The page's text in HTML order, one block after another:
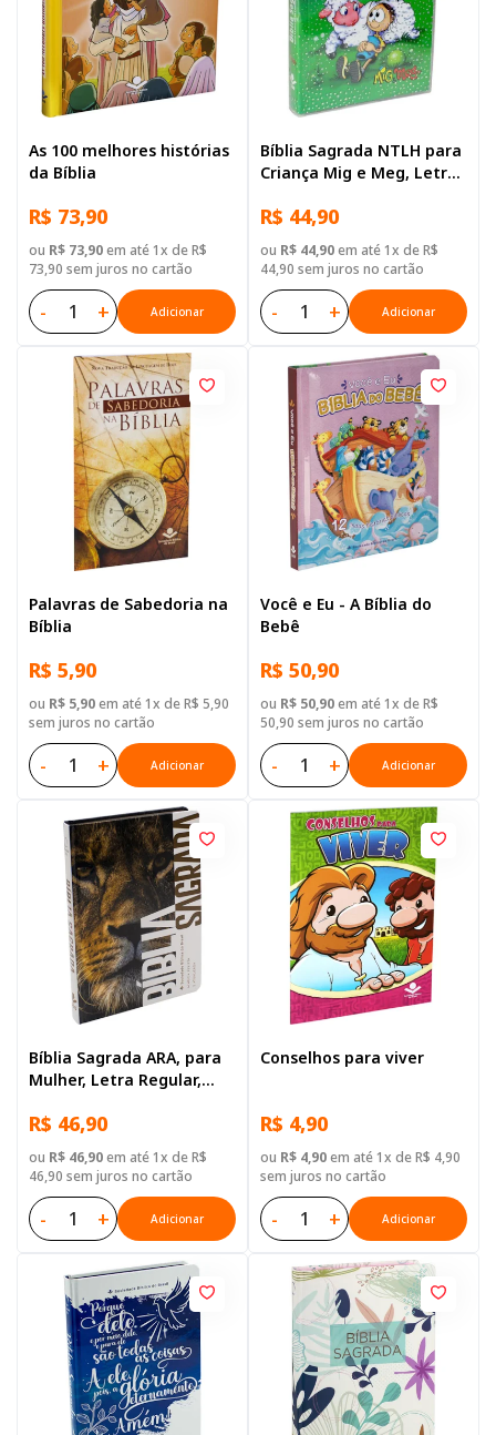
As 100 melhores histórias
da Bíblia
R$ 73,90
ou R$ 73,90em até 1x de R$
73,90 sem juros no cartão
- + Adicionar
Bíblia Sagrada NTLH para
Criança Mig e Meg, Letra
Brochura Ilustrada
R$ 44,90
ou R$ 44,90em até 1x de R$
44,90 sem juros no cartão
- + Adicionar
Palavras de Sabedoria na
Bíblia
R$ 5,90
ou R$ 5,90em até 1x de R$ 5,90
sem juros no cartão
- + Adicionar
Você e Eu - A Bíblia do
Bebê
R$ 50,90
ou R$ 50,90em até 1x de R$
50,90 sem juros no cartão
- + Adicionar
Bíblia Sagrada ARA, para
Mulher, Letra Regular,
R$ 46,90
ou R$ 46,90em até 1x de R$
46,90 sem juros no cartão
- + Adicionar
Conselhos para viver
R$ 4,90
ou R$ 4,90em até 1x de R$ 4,90
sem juros no cartão
- + Adicionar